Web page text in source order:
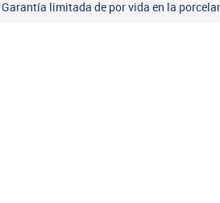
Garantía limitada de por vida en la